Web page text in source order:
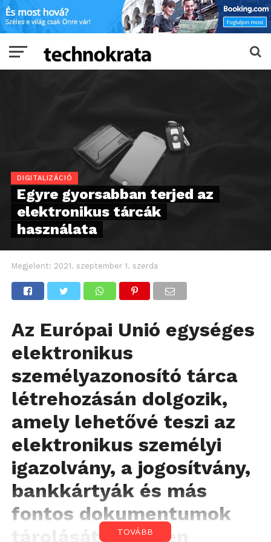
DIGITALIZÁCIÓ
Egyre gyorsabban terjed az
elektronikus tárcák
használata
Megjelent: 2021. szeptember 1. szerda
Az Európai Unió egységes
elektronikus
személyazonosító tárca
létrehozásán dolgozik,
amely lehetővé teszi az
elektronikus személyi
igazolvány, a jogosítvány,
bankkártyák és más
fontos dokumentumok
tárolását egyetlen
TOVÁBB